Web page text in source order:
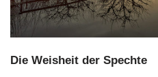
Die Weisheit der Spechte